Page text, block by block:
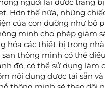
người lái được trang
Hơn thế nữa, những
của con đường như bộ
minh cho phép giám
hóa các thiết bị trong
sạn thông minh có thể
đó, có thể sử dụng làm
nội dung được tải sẵn